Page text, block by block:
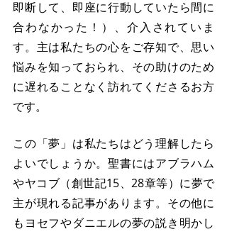
即断して、即座に行動していたら間に
合わなかった！）、介入されていま
す。主は私たちの心をご存知で、思い
悩みを知っておられ、その助けのため
に遅れることなく訪れてくださるお方
です。
この「夢」は私たちはどう理解したら
よいでしょうか。聖書にはアブラハム
やヤコブ（創世記15、28章等）に夢で
主が現れる記事があります。その他に
もヨセフやダニエルの夢の説き明かし